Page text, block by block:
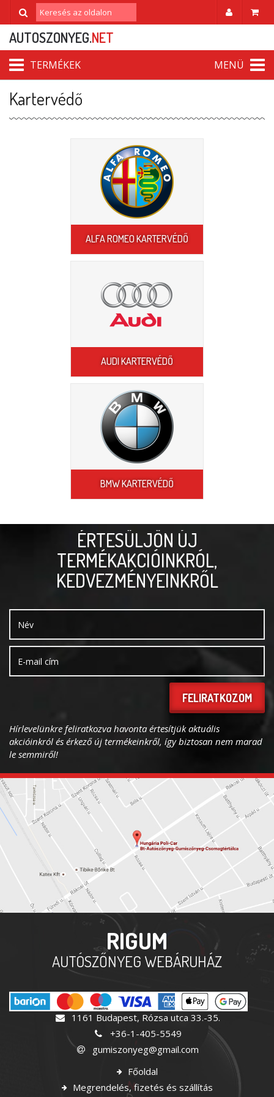
AUTOSZONYEG.NET
TERMÉKEK MENÜ
Kartervédő
ALFA ROMEO KARTERVÉDŐ
AUDI KARTERVÉDŐ
BMW KARTERVÉDŐ
ÉRTESÜLJÖN ÚJ
TERMÉKAKCIÓINKRÓL,
KEDVEZMÉNYEINKRŐL
FELIRATKOZOM
Hírlevelünkre feliratkozva havonta értesítjük aktuális
akcióinkról és érkező új termékeinkről, így biztosan nem marad
le semmiről!
RIGUM
AUTÓSZŐNYEG WEBÁRUHÁZ
1161 Budapest, Rózsa utca 33.-35.
+36-1-405-5549
gumiszonyeg@gmail.com
Főoldal
Megrendelés, fizetés és szállítás